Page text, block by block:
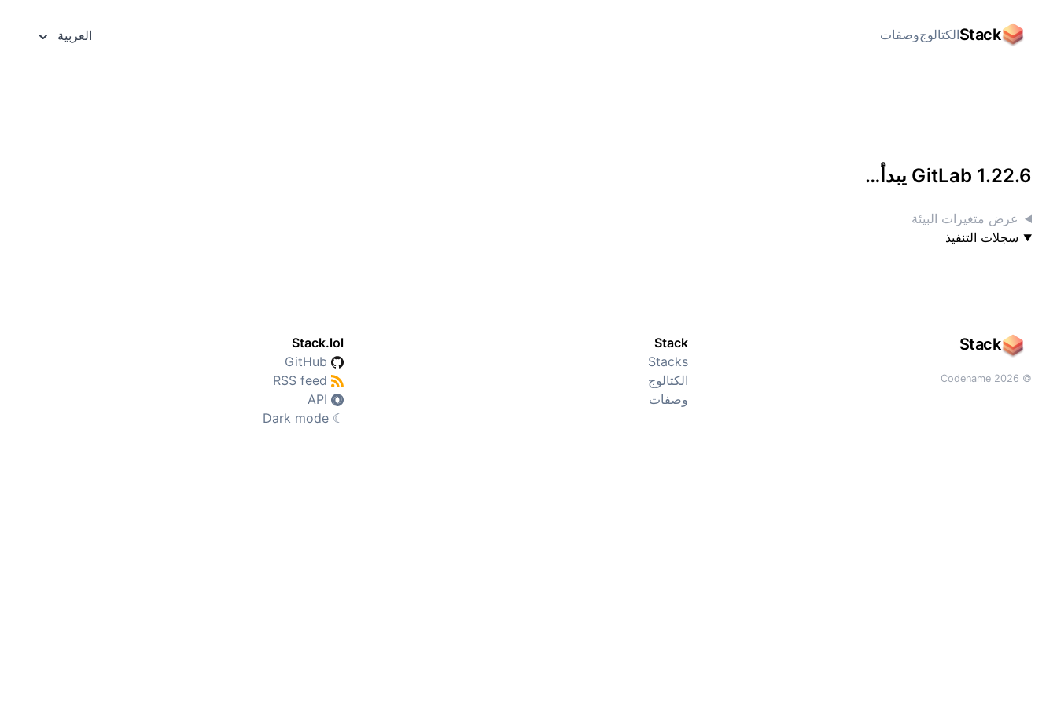
Stackالكتالوجوصفات العربية
GitLab 1.22.6 يبدأ…
عرض متغيرات البيئة
سجلات التنفيذ
Stack
© 2026 Codename
Stack
Stacks
الكتالوج
وصفات
Stack.lol
GitHub
RSS feed
API
☾